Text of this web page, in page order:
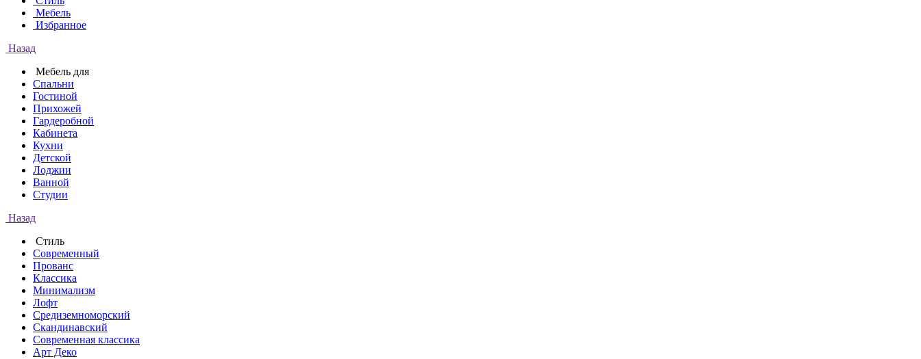
Мебель
Избранное
Назад
Мебель для
Спальни
Гостиной
Прихожей
Гардеробной
Кабинета
Кухни
Детской
Лоджии
Ванной
Студии
Назад
Стиль
Современный
Прованс
Классика
Минимализм
Лофт
Средиземноморский
Скандинавский
Современная классика
Арт Деко